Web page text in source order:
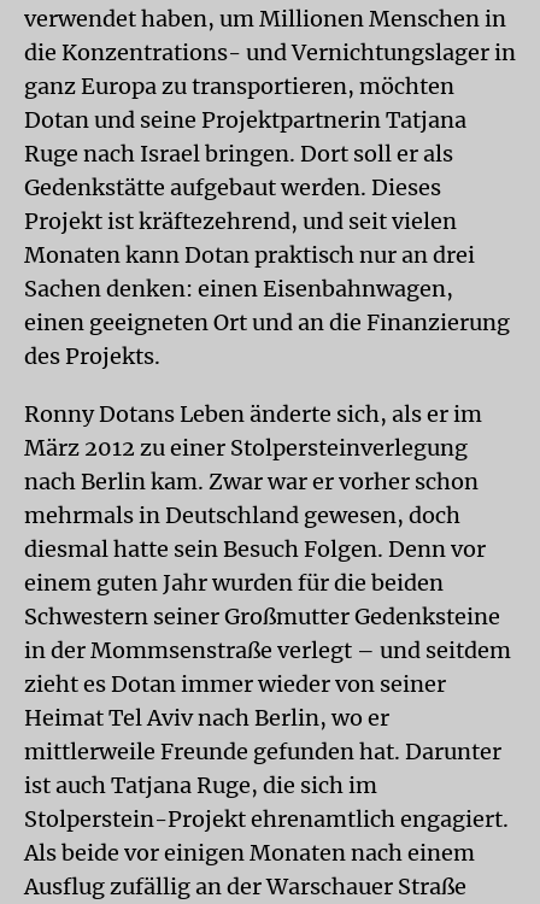
verwendet haben, um Millionen Menschen in
die Konzentrations- und Vernichtungslager in
ganz Europa zu transportieren, möchten
Dotan und seine Projektpartnerin Tatjana
Ruge nach Israel bringen. Dort soll er als
Gedenkstätte aufgebaut werden. Dieses
Projekt ist kräftezehrend, und seit vielen
Monaten kann Dotan praktisch nur an drei
Sachen denken: einen Eisenbahnwagen,
einen geeigneten Ort und an die Finanzierung
des Projekts.
Ronny Dotans Leben änderte sich, als er im
März 2012 zu einer Stolpersteinverlegung
nach Berlin kam. Zwar war er vorher schon
mehrmals in Deutschland gewesen, doch
diesmal hatte sein Besuch Folgen. Denn vor
einem guten Jahr wurden für die beiden
Schwestern seiner Großmutter Gedenksteine
in der Mommsenstraße verlegt – und seitdem
zieht es Dotan immer wieder von seiner
Heimat Tel Aviv nach Berlin, wo er
mittlerweile Freunde gefunden hat. Darunter
ist auch Tatjana Ruge, die sich im
Stolperstein-Projekt ehrenamtlich engagiert.
Als beide vor einigen Monaten nach einem
Ausflug zufällig an der Warschauer Straße